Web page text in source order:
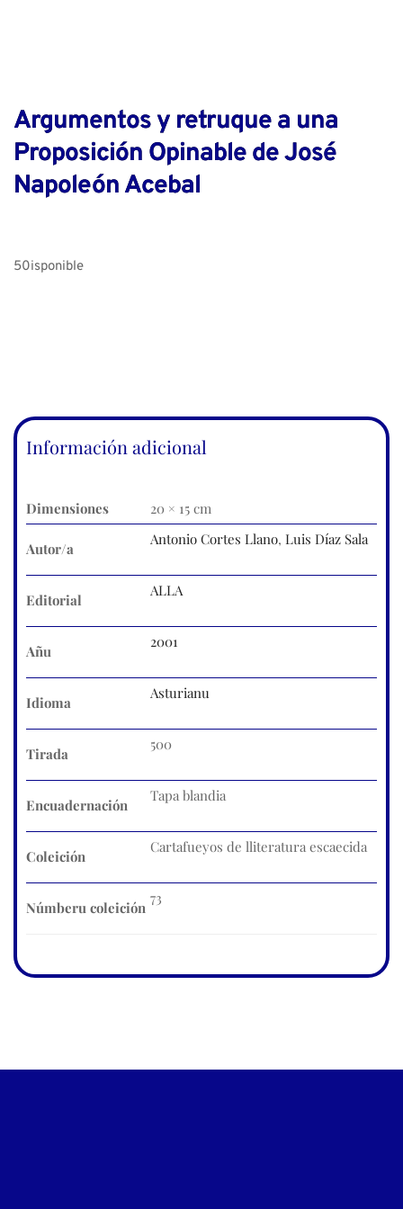
Argumentos y retruque a una
Proposición Opinable de José
Napoleón Acebal
50isponible
Información adicional
Dimensiones 20 × 15 cm
Autor/a
Antonio Cortes Llano, Luis Díaz Sala
Editorial
ALLA
Añu
2001
Idioma
Asturianu
Tirada
500
Encuadernación
Tapa blandia
Coleición
Cartafueyos de lliteratura escaecida
Númberu coleición
73